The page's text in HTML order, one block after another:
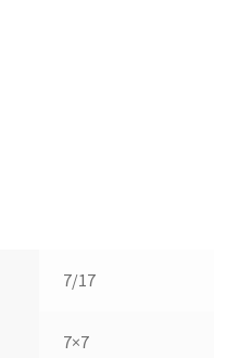
7/17
7×7